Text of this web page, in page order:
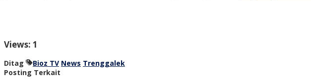
Views: 1
Ditag Bioz TV News Trenggalek
Posting Terkait